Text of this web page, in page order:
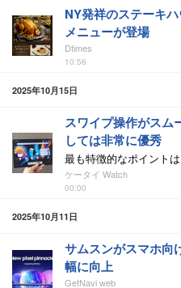
NY発祥のステーキ
メニューが登場
Dtimes
10:56
2025年10月15日
スワイプ操作がスム
しては非常に優秀
最も特徴的なポイント
ケータイ Watch
00:00
2025年10月11日
サムスンがスマホ向
幅に向上
GetNavi web